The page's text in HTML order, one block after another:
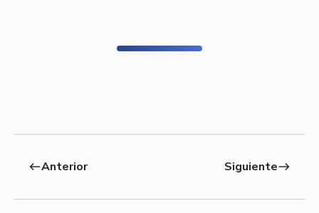
westAnterior Siguienteeast